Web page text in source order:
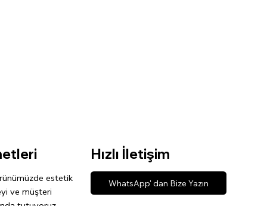
estetik
ve müşteri
Hızlı İletişim
WhatsApp' dan Bize Yazın